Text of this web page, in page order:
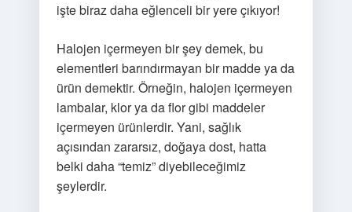
işte biraz daha eğlenceli bir yere çıkıyor!
Halojen içermeyen bir şey demek, bu
elementleri barındırmayan bir madde ya da
ürün demektir. Örneğin, halojen içermeyen
lambalar, klor ya da flor gibi maddeler
içermeyen ürünlerdir. Yani, sağlık
açısından zararsız, doğaya dost, hatta
belki daha “temiz” diyebileceğimiz
şeylerdir.